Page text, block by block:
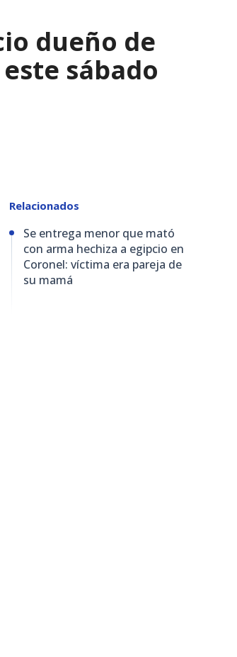
dueño de
sábado
Relacionados
Se entrega menor que mató
con arma hechiza a egipcio en
Coronel: víctima era pareja de
su mamá